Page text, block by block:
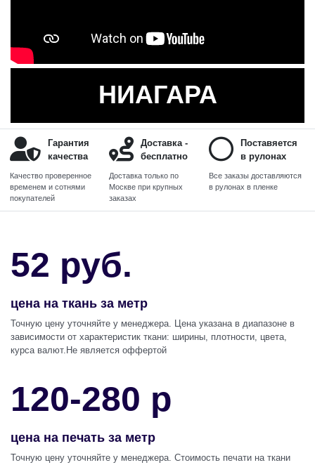
НИАГАРА
Гарантия
качества
Качество проверенное
временем и сотнями
покупателей
Доставка -
бесплатно
Доставка только по
Москве при крупных
заказах
Поставяется
в рулонах
Все заказы доставляются
в рулонах в пленке
52 руб.
цена на ткань за метр
Точную цену уточняйте у менеджера. Цена указана в диапазоне в
зависимости от характеристик ткани: ширины, плотности, цвета,
курса валют.Не является оффертой
120-280 р
цена на печать за метр
Точную цену уточняйте у менеджера. Стоимость печати на ткани